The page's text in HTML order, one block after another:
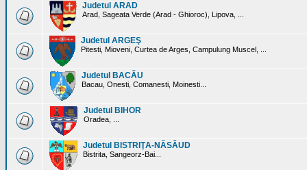
Judetul ARAD
Arad, Sageata Verde (Arad - Ghioroc), Lipova, ...
Judetul ARGEŞ
Pitesti, Mioveni, Curtea de Arges, Campulung Muscel, ...
Judetul BACĂU
Bacau, Onesti, Comanesti, Moinesti...
Judetul BIHOR
Oradea, ...
Judetul BISTRIŢA-NĂSĂUD
Bistrita, Sangeorz-Bai...